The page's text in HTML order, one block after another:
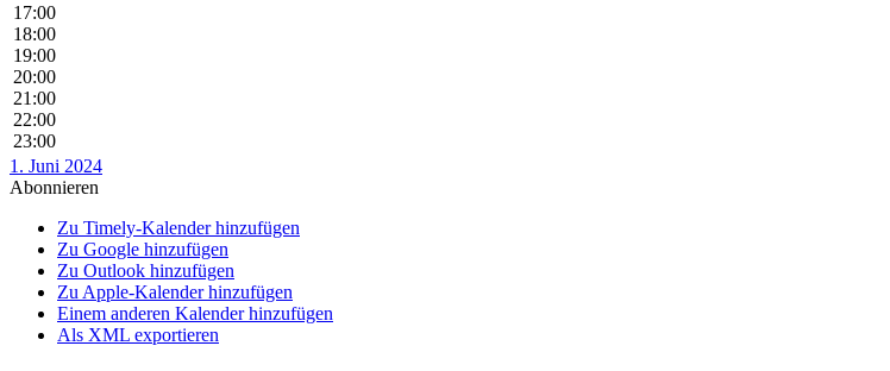
17:00
18:00
19:00
20:00
21:00
22:00
23:00
1. Juni 2024
Abonnieren
Zu Timely-Kalender hinzufügen
Zu Google hinzufügen
Zu Outlook hinzufügen
Zu Apple-Kalender hinzufügen
Einem anderen Kalender hinzufügen
Als XML exportieren